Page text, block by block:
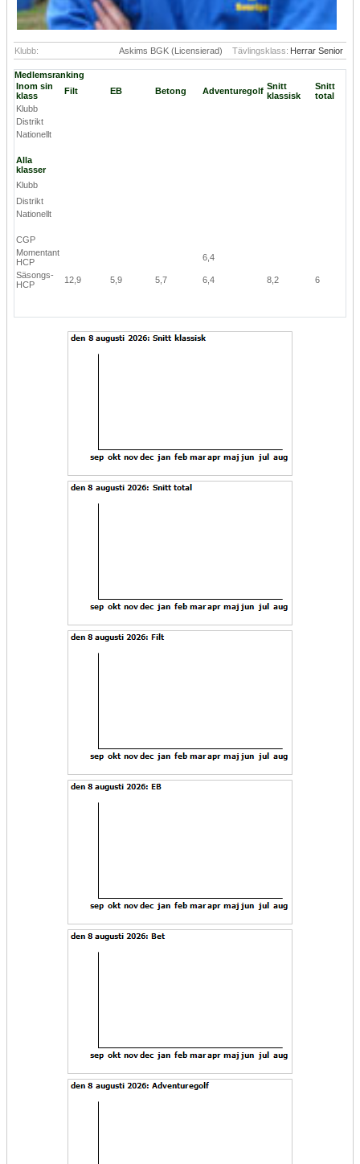
Klubb: Askims BGK (Licensierad) Tävlingsklass: Herrar Senior
Medlemsranking
Inom sin
klass
Filt EB Betong Adventuregolf Snitt
klassisk
Snitt
total
Klubb
Distrikt
Nationellt
Alla
klasser
Klubb
Distrikt
Nationellt
CGP
Momentant
HCP
6,4
Säsongs-
HCP
12,9 5,9 5,7 6,4 8,2 6